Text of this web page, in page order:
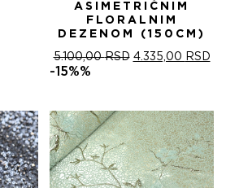
ASIMETRIČNIM
FLORALNIM
DEZENOM (150CM)
5.100,00RSD ОРИГИНАЛНА
5.100,00 RSD.
4.335,00 RSD
-15%%